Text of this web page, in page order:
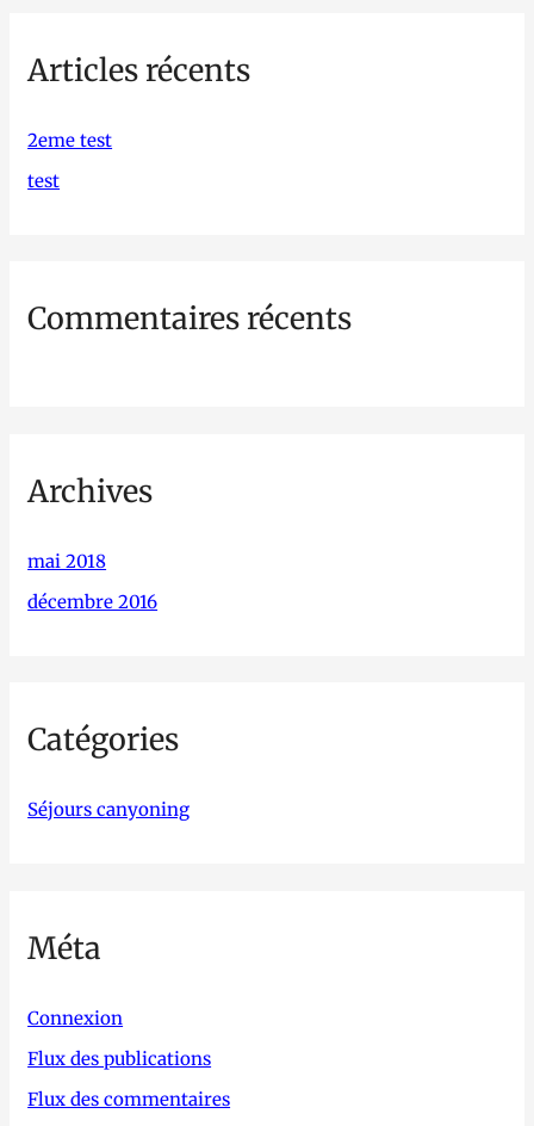
e
c
h
:
Articles récents
2eme test
test
Commentaires récents
Archives
mai 2018
décembre 2016
Catégories
Séjours canyoning
Méta
Connexion
Flux des publications
Flux des commentaires